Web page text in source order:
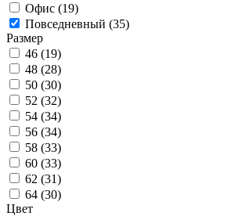
Офис (19)
Повседневный (35)
Размер
46 (19)
48 (28)
50 (30)
52 (32)
54 (34)
56 (34)
58 (33)
60 (33)
62 (31)
64 (30)
Цвет